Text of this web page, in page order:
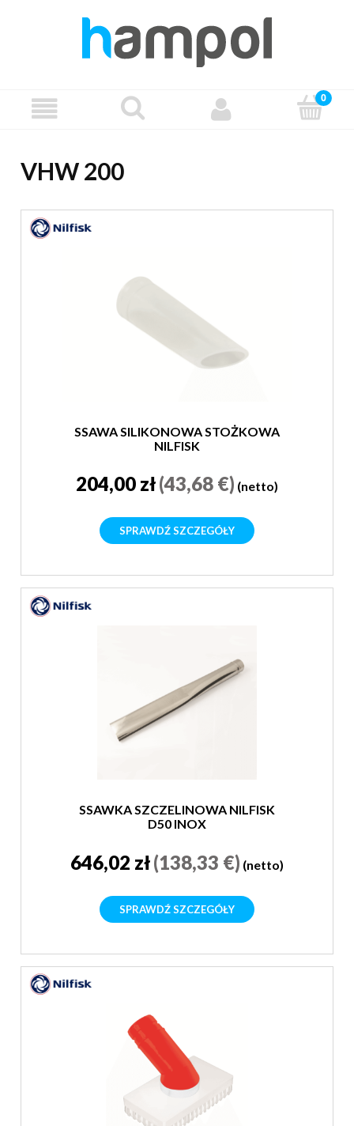
VHW 200
SSAWA SILIKONOWA STOŻKOWA
NILFISK
204,00 zł(43,68 €) (netto)
SPRAWDŹ SZCZEGÓŁY
SSAWKA SZCZELINOWA NILFISK
D50 INOX
646,02 zł(138,33 €) (netto)
SPRAWDŹ SZCZEGÓŁY